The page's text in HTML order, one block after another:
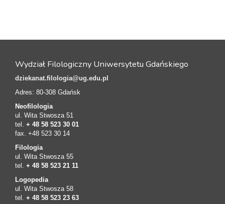
Wydział Filologiczny Uniwersytetu Gdańskiego
dziekanat.filologia@ug.edu.pl
Adres: 80-308 Gdańsk
Neofilologia
ul. Wita Stwosza 51
tel. + 48 58 523 30 01
fax. +48 523 30 14
Filologia
ul. Wita Stwosza 55
tel. + 48 58 523 21 11
Logopedia
ul. Wita Stwosza 58
tel. + 48 58 523 23 63